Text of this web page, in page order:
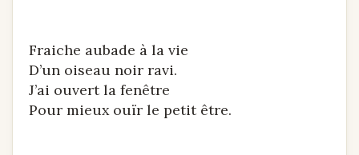
Fraiche aubade à la vie
D’un oiseau noir ravi.
J’ai ouvert la fenêtre
Pour mieux ouïr le petit être.